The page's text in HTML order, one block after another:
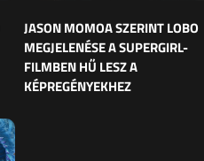
JASON MOMOA SZERINT LOBO
MEGJELENÉSE A SUPERGIRL-
FILMBEN HŰ LESZ A
KÉPREGÉNYEKHEZ